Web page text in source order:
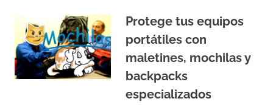
Protege tus equipos
portátiles con
maletines, mochilas y
backpacks
especializados